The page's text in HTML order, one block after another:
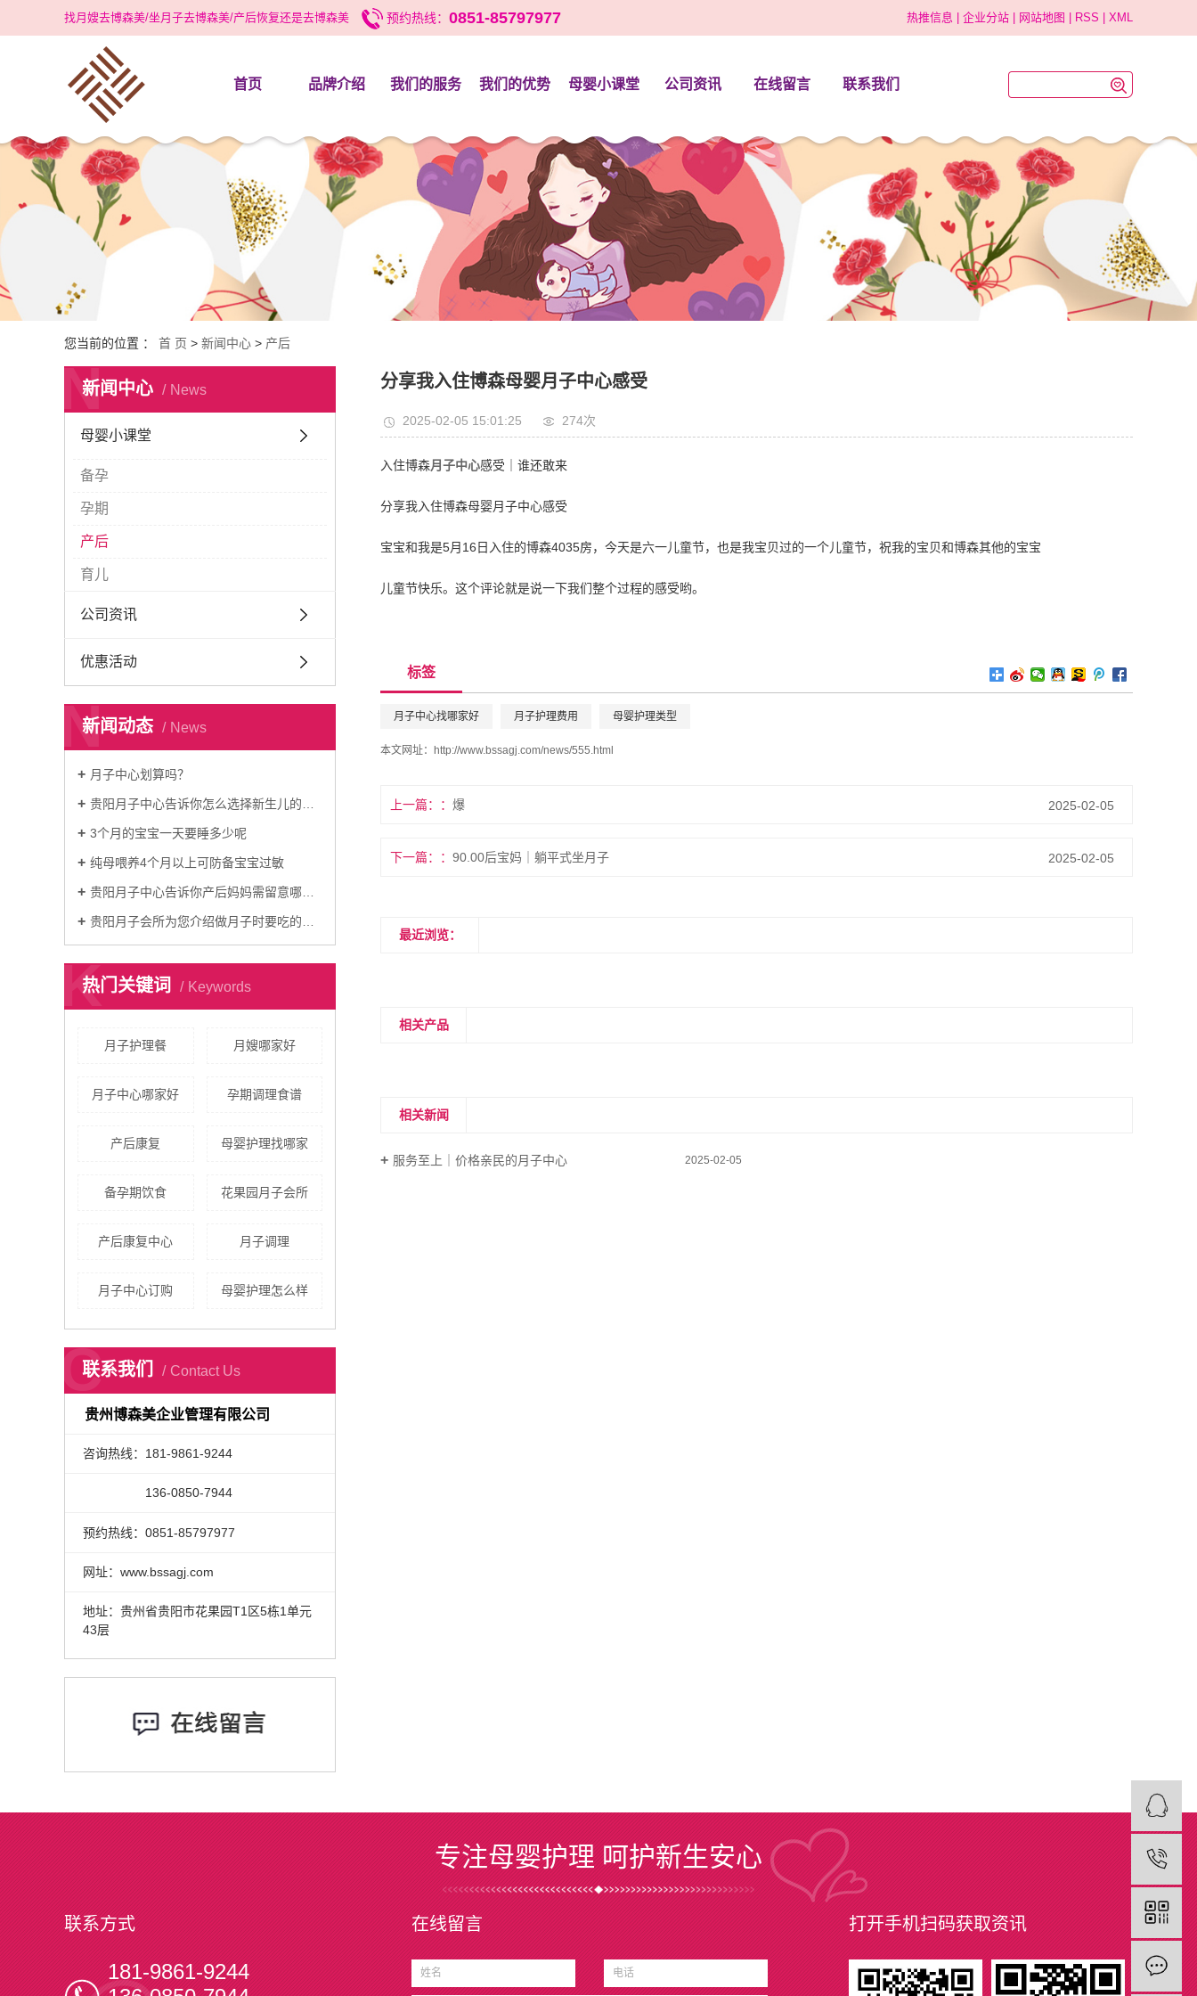
找月嫂去博森美/坐月子去博森美/产后恢复还是去博森美 预约热线： 0851-85797977 热推信息 企业分站 网站地图 RSS XML
首页 品牌介绍
企业简介
荣誉资质
住之贴心
我们的服务
科学营养月子餐
好孕保套餐
产后康复塑形
月子护理
宝宝托管
我们的优势
会所环境
配套设施
优惠活动
口碑见证
母婴小课堂
备孕
孕期
育儿
公司资讯 在线留言 联系我们
联系方式
地理位置
您当前的位置 ： 首 页 > 新闻中心 > 产后
新闻中心 News
N
母婴小课堂
备孕
孕期
产后
育儿
公司资讯
优惠活动
新闻动态 News
N
月子中心划算吗？
贵阳月子中心告诉你怎么选择新生儿的纸尿裤
3个月的宝宝一天要睡多少呢
纯母喂养4个月以上可防备宝宝过敏
贵阳月子中心告诉你产后妈妈需留意哪些事项
贵阳月子会所为您介绍做月子时要吃的素食食谱
热门关键词 Keywords
K
月子护理餐 月嫂哪家好
月子中心哪家好 孕期调理食谱
产后康复 母婴护理找哪家
备孕期饮食 花果园月子会所
产后康复中心 月子调理
月子中心订购 母婴护理怎么样
联系我们 Contact Us
C
贵州博森美企业管理有限公司
咨询热线：181-9861-9244
136-0850-7944
预约热线：0851-85797977
网址：www.bssagj.com
地址：贵州省贵阳市花果园T1区5栋1单元
43层
分享我入住博森母婴月子中心感受
2025-02-05 15:01:25 274次
入住博森月子中心感受｜谁还敢来
分享我入住博森母婴月子中心感受
宝宝和我是5月16日入住的博森4035房，今天是六一儿童节，也是我宝贝过的一个儿童节，祝我的宝贝和博森其他的宝宝
儿童节快乐。这个评论就是说一下我们整个过程的感受哟。
标签
月子中心找哪家好 月子护理费用 母婴护理类型
本文网址： http://www.bssagj.com/news/555.html
上一篇： 爆 2025-02-05
下一篇： 90.00后宝妈｜躺平式坐月子 2025-02-05
最近浏览：
相关产品
相关新闻
服务至上｜价格亲民的月子中心 2025-02-05
专注母婴护理 呵护新生安心
联系方式
181-9861-9244
在线留言 打开手机扫码获取资讯